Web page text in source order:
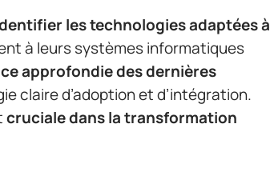
les technologies adaptées à
à leurs systèmes informatiques
approfondie des dernières
claire d’adoption et d’intégration.
cruciale dans la transformation